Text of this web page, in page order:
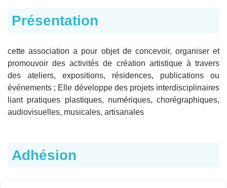
Présentation
cette association a pour objet de concevoir, organiser et
promouvoir des activités de création artistique à travers
des ateliers, expositions, résidences, publications ou
événements ; Elle développe des projets interdisciplinaires
liant pratiques plastiques, numériques, chorégraphiques,
audiovisuelles, musicales, artisanales
Adhésion